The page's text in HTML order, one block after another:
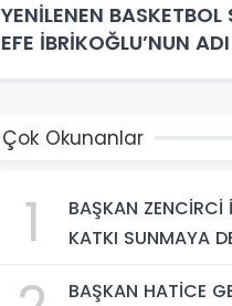
YENİLENEN
EFE İBRİKOĞLU’NUN
Çok Okunanlar
1
BAŞKAN ZENCİRCİ
KATKI SUNMAYA
BAŞKAN HATİCE